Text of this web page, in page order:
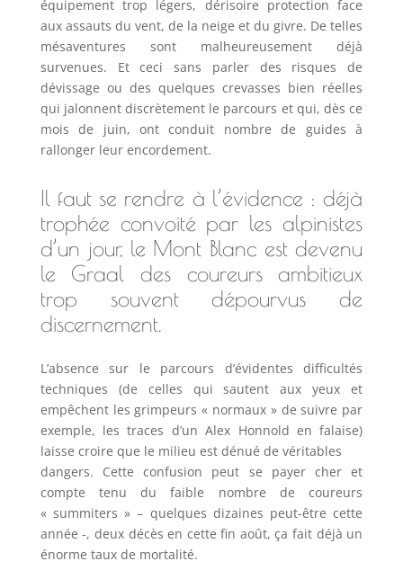
équipement trop légers, dérisoire protection face
aux assauts du vent, de la neige et du givre. De telles
mésaventures sont malheureusement déjà
survenues. Et ceci sans parler des risques de
dévissage ou des quelques crevasses bien réelles
qui jalonnent discrètement le parcours et qui, dès ce
mois de juin, ont conduit nombre de guides à
rallonger leur encordement.
Il faut se rendre à l’évidence : déjà
trophée convoité par les alpinistes
d’un jour, le Mont Blanc est devenu
le Graal des coureurs ambitieux
trop souvent dépourvus de
discernement.
L’absence sur le parcours d’évidentes difficultés
techniques (de celles qui sautent aux yeux et
empêchent les grimpeurs « normaux » de suivre par
exemple, les traces d’un Alex Honnold en falaise)
laisse croire que le milieu est dénué de véritables
dangers. Cette confusion peut se payer cher et
compte tenu du faible nombre de coureurs
« summiters » – quelques dizaines peut-être cette
année -, deux décès en cette fin août, ça fait déjà un
énorme taux de mortalité.